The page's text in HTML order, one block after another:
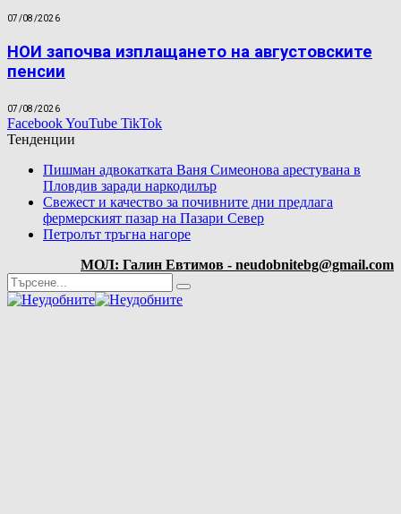
07/08/2026
НОИ започва изплащането на августовските
пенсии
07/08/2026
FacebookYouTube TikTok
Тенденции
Пишман адвокатката Ваня Симеонова арестувана в
Пловдив заради наркодилър
Свежест и качество за почивните дни предлага
фермерският пазар на Пазари Север
Петролът тръгна нагоре
МОЛ: Галин Евтимов - neudobnitebg@gmail.com